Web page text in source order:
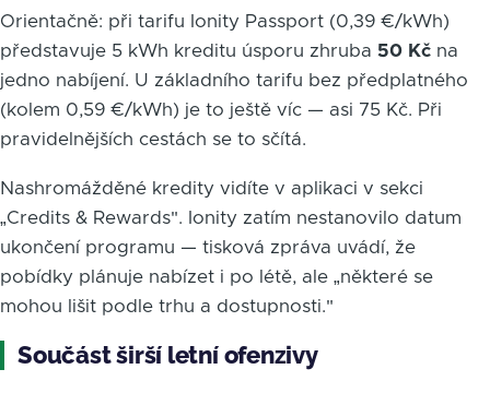
Orientačně: při tarifu Ionity Passport (0,39 €/kWh)
představuje 5 kWh kreditu úsporu zhruba 50 Kč na
jedno nabíjení. U základního tarifu bez předplatného
(kolem 0,59 €/kWh) je to ještě víc — asi 75 Kč. Při
pravidelnějších cestách se to sčítá.
Nashromážděné kredity vidíte v aplikaci v sekci
„Credits & Rewards". Ionity zatím nestanovilo datum
ukončení programu — tisková zpráva uvádí, že
pobídky plánuje nabízet i po létě, ale „některé se
mohou lišit podle trhu a dostupnosti."
Součást širší letní ofenzivy